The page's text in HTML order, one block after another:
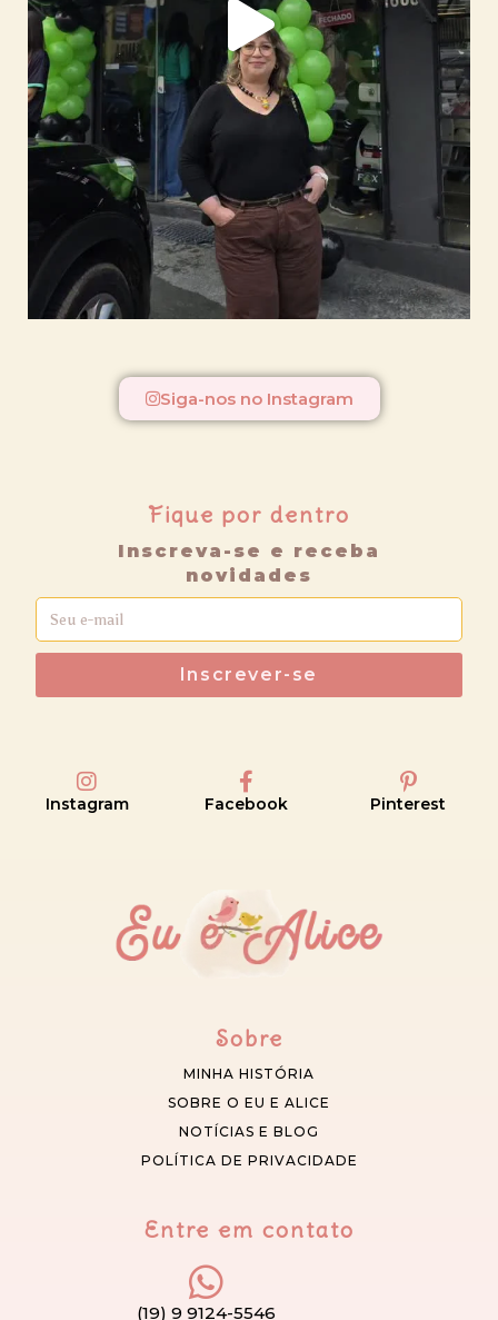
Siga-nos no Instagram
Fique por dentro
Inscreva-se e receba
novidades
Inscrever-se
Instagram Facebook Pinterest
Sobre
MINHA HISTÓRIA
SOBRE O EU E ALICE
NOTÍCIAS E BLOG
POLÍTICA DE PRIVACIDADE
Entre em contato
(19) 9 9124-5546